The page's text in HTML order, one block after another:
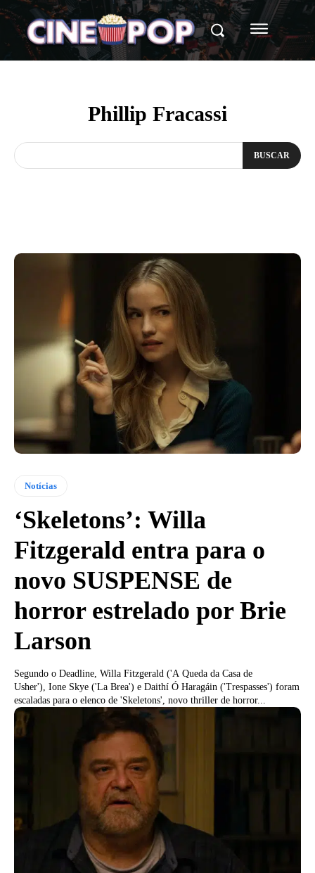
Phillip Fracassi
BUSCAR
Notícias
‘Skeletons’: Willa
Fitzgerald entra para o
novo SUSPENSE de
horror estrelado por Brie
Larson
Segundo o Deadline, Willa Fitzgerald ('A Queda da Casa de
Usher'), Ione Skye ('La Brea') e Daithí Ó Haragáin ('Trespasses') foram
escaladas para o elenco de 'Skeletons', novo thriller de horror...